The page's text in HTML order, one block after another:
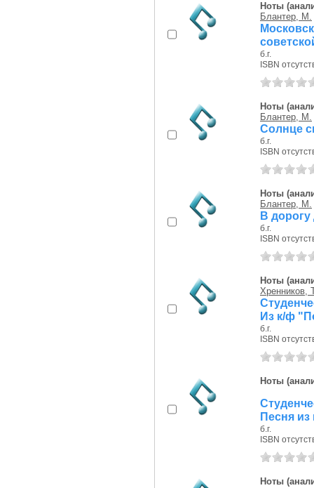
Ноты
Блантер, М.
б.г.
ISBN
Ноты
Блантер, М.
Солнце
б.г.
ISBN
Ноты
Блантер, М.
В дорогу
б.г.
ISBN
Ноты
Хренников,
Из к/ф
б.г.
ISBN
Ноты
Песня
б.г.
ISBN
Ноты